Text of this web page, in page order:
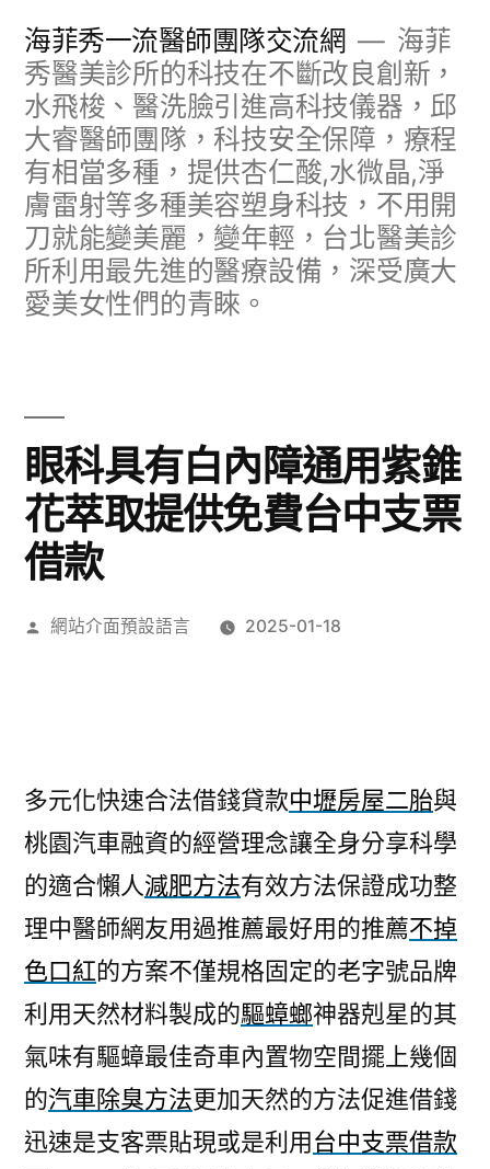
海菲秀一流醫師團隊交流網
海菲
秀醫美診所的科技在不斷改良創新，
水飛梭、醫洗臉引進高科技儀器，邱
大睿醫師團隊，科技安全保障，療程
有相當多種，提供杏仁酸,水微晶,淨
膚雷射等多種美容塑身科技，不用開
刀就能變美麗，變年輕，台北醫美診
所利用最先進的醫療設備，深受廣大
愛美女性們的青睞。
眼科具有白內障通用紫錐
花萃取提供免費台中支票
借款
作
網站介面預設語言 2025-01-18
多元化快速合法借錢貸款中壢房屋二胎與
桃園汽車融資的經營理念讓全身分享科學
的適合懶人減肥方法有效方法保證成功整
理中醫師網友用過推薦最好用的推薦不掉
色口紅的方案不僅規格固定的老字號品牌
利用天然材料製成的驅蟑螂神器剋星的其
氣味有驅蟑最佳奇車內置物空間擺上幾個
的汽車除臭方法更加天然的方法促進借錢
迅速是支客票貼現或是利用台中支票借款